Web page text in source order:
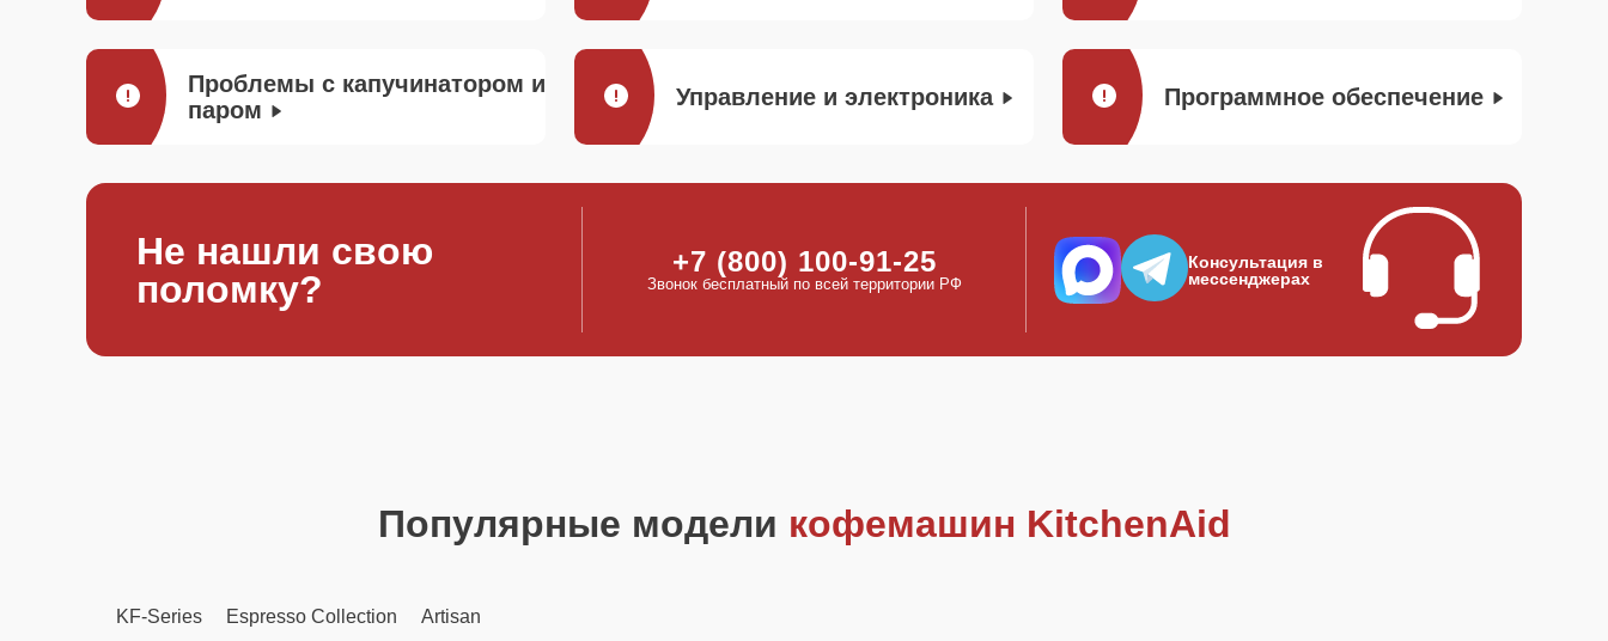
Проблемы с капучинатором и
паром
Управление и электроника Программное обеспечение
Не нашли свою
поломку?
+7 (800) 100-91-25
Звонок бесплатный по всей территории РФ
Консультация в
мессенджерах
Популярные модели кофемашин KitchenAid
KF-Series Espresso Collection Artisan